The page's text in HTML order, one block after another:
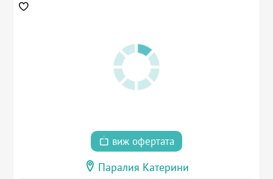
виж офертата
Паралия Катерини